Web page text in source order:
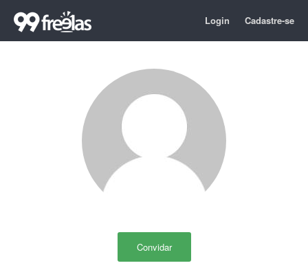
Login Cadastre-se
Convidar